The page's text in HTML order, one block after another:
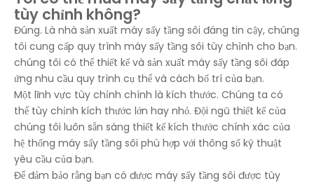
tùy chỉnh không?
Đúng. Là nhà sản xuất máy sấy tầng sôi đáng tin cậy, chúng
tôi cung cấp quy trình máy sấy tầng sôi tùy chỉnh cho bạn.
chúng tôi có thể thiết kế và sản xuất máy sấy tầng sôi đáp
ứng nhu cầu quy trình cụ thể và cách bố trí của bạn.
Một lĩnh vực tùy chỉnh chính là kích thước. Chúng ta có
thể tùy chỉnh kích thước lớn hay nhỏ. Đội ngũ thiết kế của
chúng tôi luôn sẵn sàng thiết kế kích thước chính xác của
hệ thống máy sấy tầng sôi phù hợp với thông số kỹ thuật
yêu cầu của bạn.
Để đảm bảo rằng bạn có được máy sấy tầng sôi được tùy